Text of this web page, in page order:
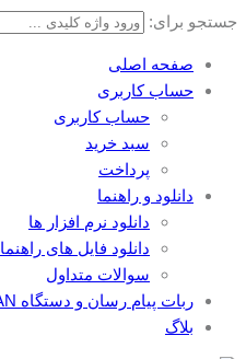
جستجو برای:
صفحه اصلی
حساب کاربری
حساب کاربری
سبد خرید
پرداخت
دانلود و راهنما
دانلود نرم افزار ها
دانلود فایل های راهنما
سوالات متداول
ربات پیام رسان و دستگاه SMSBAN
بلاگ